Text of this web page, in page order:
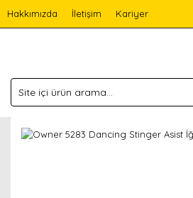
Hakkımızda İletişim Kariyer